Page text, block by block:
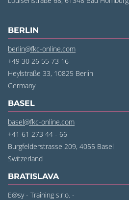
BERLIN
berlin@fkc-online.com
+49 30 26 55 73 16
Heylstraße 33, 10825 Berlin
Germany
BASEL
basel@fkc-online.com
+41 61 273 44 - 66
Burgfelderstrasse 209, 4055 Basel
Switzerland
BRATISLAVA
E@sy - Training s.r.o. -